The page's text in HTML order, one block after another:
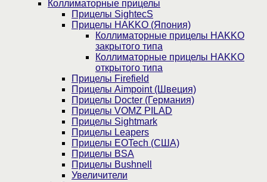
Коллиматорные прицелы
Прицелы SightecS
Прицелы HAKKO (Япония)
Коллиматорные прицелы HAKKO
закрытого типа
Коллиматорные прицелы HAKKO
открытого типа
Прицелы Firefield
Прицелы Aimpoint (Швеция)
Прицелы Docter (Германия)
Прицелы VOMZ PILAD
Прицелы Sightmark
Прицелы Leapers
Прицелы EOTech (США)
Прицелы BSA
Прицелы Bushnell
Увеличители